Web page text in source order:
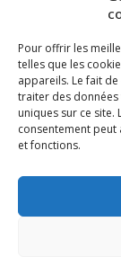
Pour offrir les
telles que les
appareils. Le fait
traiter des
uniques sur ce
consentement
et fonctions.
Addresse Email: